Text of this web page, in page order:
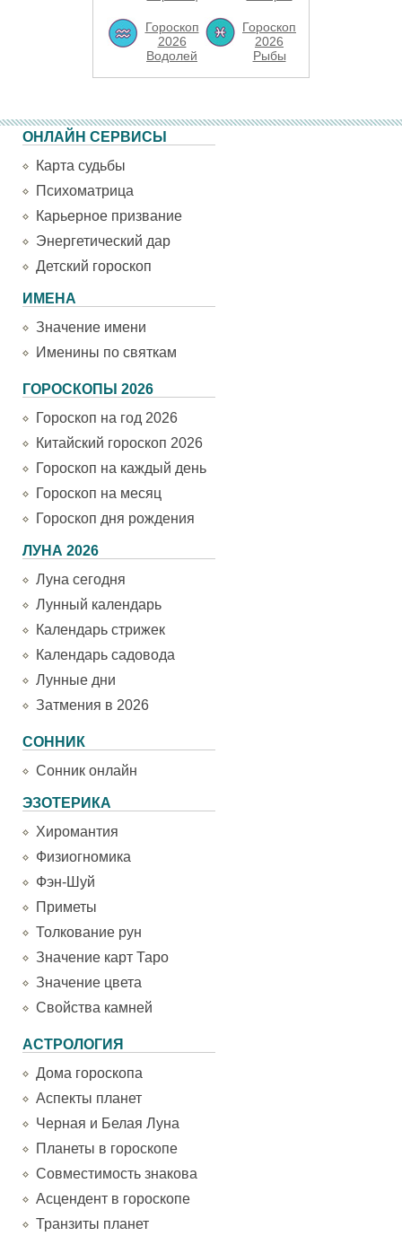
Гороскоп
2026
Водолей
Гороскоп
2026
Рыбы
ОНЛАЙН СЕРВИСЫ
Карта судьбы
Психоматрица
Карьерное призвание
Энергетический дар
Детский гороскоп
ИМЕНА
Значение имени
Именины по святкам
ГОРОСКОПЫ 2026
Гороскоп на год 2026
Китайский гороскоп 2026
Гороскоп на каждый день
Гороскоп на месяц
Гороскоп дня рождения
ЛУНА 2026
Луна сегодня
Лунный календарь
Календарь стрижек
Календарь садовода
Лунные дни
Затмения в 2026
СОННИК
Сонник онлайн
ЭЗОТЕРИКА
Хиромантия
Физиогномика
Фэн-Шуй
Приметы
Толкование рун
Значение карт Таро
Значение цвета
Свойства камней
АСТРОЛОГИЯ
Дома гороскопа
Аспекты планет
Черная и Белая Луна
Планеты в гороскопе
Совместимость знакова
Асцендент в гороскопе
Транзиты планет